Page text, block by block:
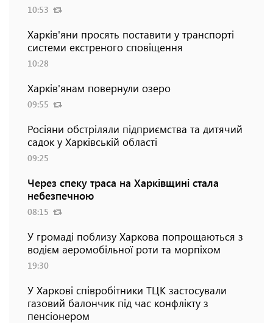
10:53
Харків'яни просять поставити у транспорті
системи екстреного сповіщення
10:28
Харків'янам повернули озеро
09:55
Росіяни обстріляли підприємства та дитячий
садок у Харківській області
09:25
Через спеку траса на Харківщині стала
небезпечною
08:15
У громаді поблизу Харкова попрощаються з
водієм аеромобільної роти та морпіхом
19:30
У Харкові співробітники ТЦК застосували
газовий балончик під час конфлікту з
пенсіонером